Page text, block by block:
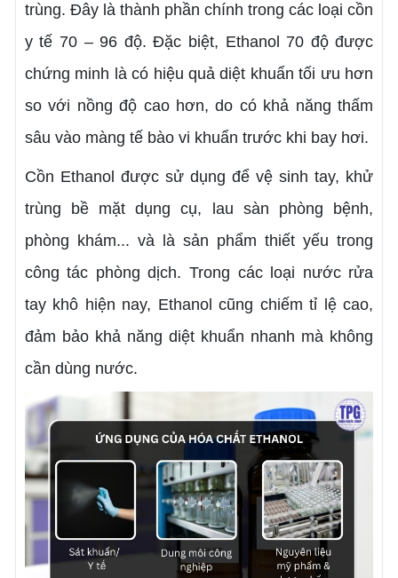
trùng. Đây là thành phần chính trong các loại cồn
y tế 70 – 96 độ. Đặc biệt, Ethanol 70 độ được
chứng minh là có hiệu quả diệt khuẩn tối ưu hơn
so với nồng độ cao hơn, do có khả năng thấm
sâu vào màng tế bào vi khuẩn trước khi bay hơi.
Cồn Ethanol được sử dụng để vệ sinh tay, khử
trùng bề mặt dụng cụ, lau sàn phòng bệnh,
phòng khám... và là sản phẩm thiết yếu trong
công tác phòng dịch. Trong các loại nước rửa
tay khô hiện nay, Ethanol cũng chiếm tỉ lệ cao,
đảm bảo khả năng diệt khuẩn nhanh mà không
cần dùng nước.